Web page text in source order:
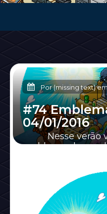
Por (missing text)
#74
04/01/2016
Nesse verão
emblemas